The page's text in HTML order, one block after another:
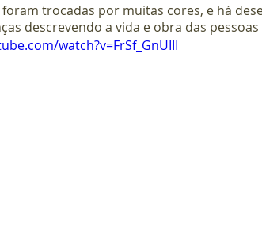
foram trocadas por muitas cores, e há
descrevendo a vida e obra das
watch?v=FrSf_GnUIII